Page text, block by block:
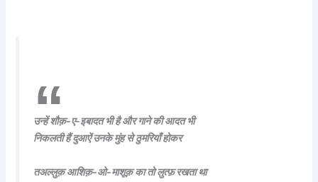
उन्हें शौक़-ए-इबादत भी है और गाने की आदत भी
निकलती हैं दुआऐं उनके मुंह से ठुमरियाँ होकर
तअल्लुक़ आशिक़-ओ-माशूक़ का तो लुत्फ़ रखता था